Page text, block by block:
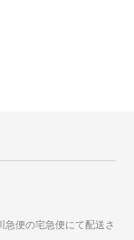
急便の宅急便にて配送さ